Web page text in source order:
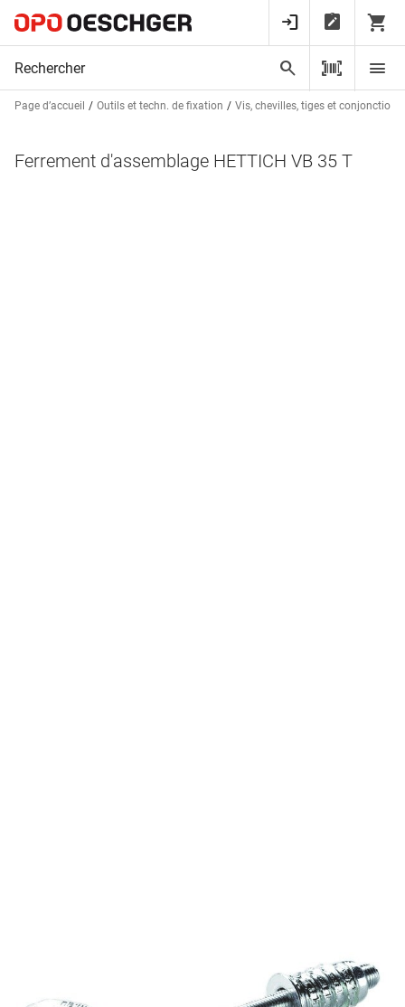
Page d’accueil Outils et techn. de fixation Vis, chevilles, tiges et conjonctions
Ferrement d'assemblage HETTICH VB 35 T